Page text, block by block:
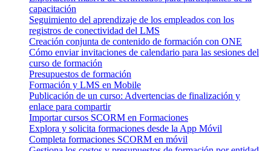
capacitación
Seguimiento del aprendizaje de los empleados con los
registros de conectividad del LMS
Creación conjunta de contenido de formación con ONE
Cómo enviar invitaciones de calendario para las sesiones del
curso de formación
Presupuestos de formación
Formación y LMS en Mobile
Publicación de un curso: Advertencias de finalización y
enlace para compartir
Importar cursos SCORM en Formaciones
Explora y solicita formaciones desde la App Móvil
Completa formaciones SCORM en móvil